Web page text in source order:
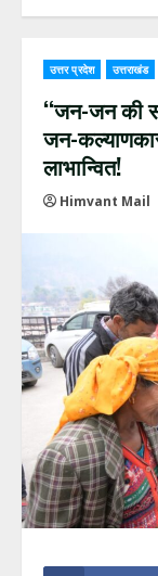
उत्तर प्रदेश उत्तराखंड
‘‘जन-जन की
जन-
लाभान्वित!
Himvant Mail